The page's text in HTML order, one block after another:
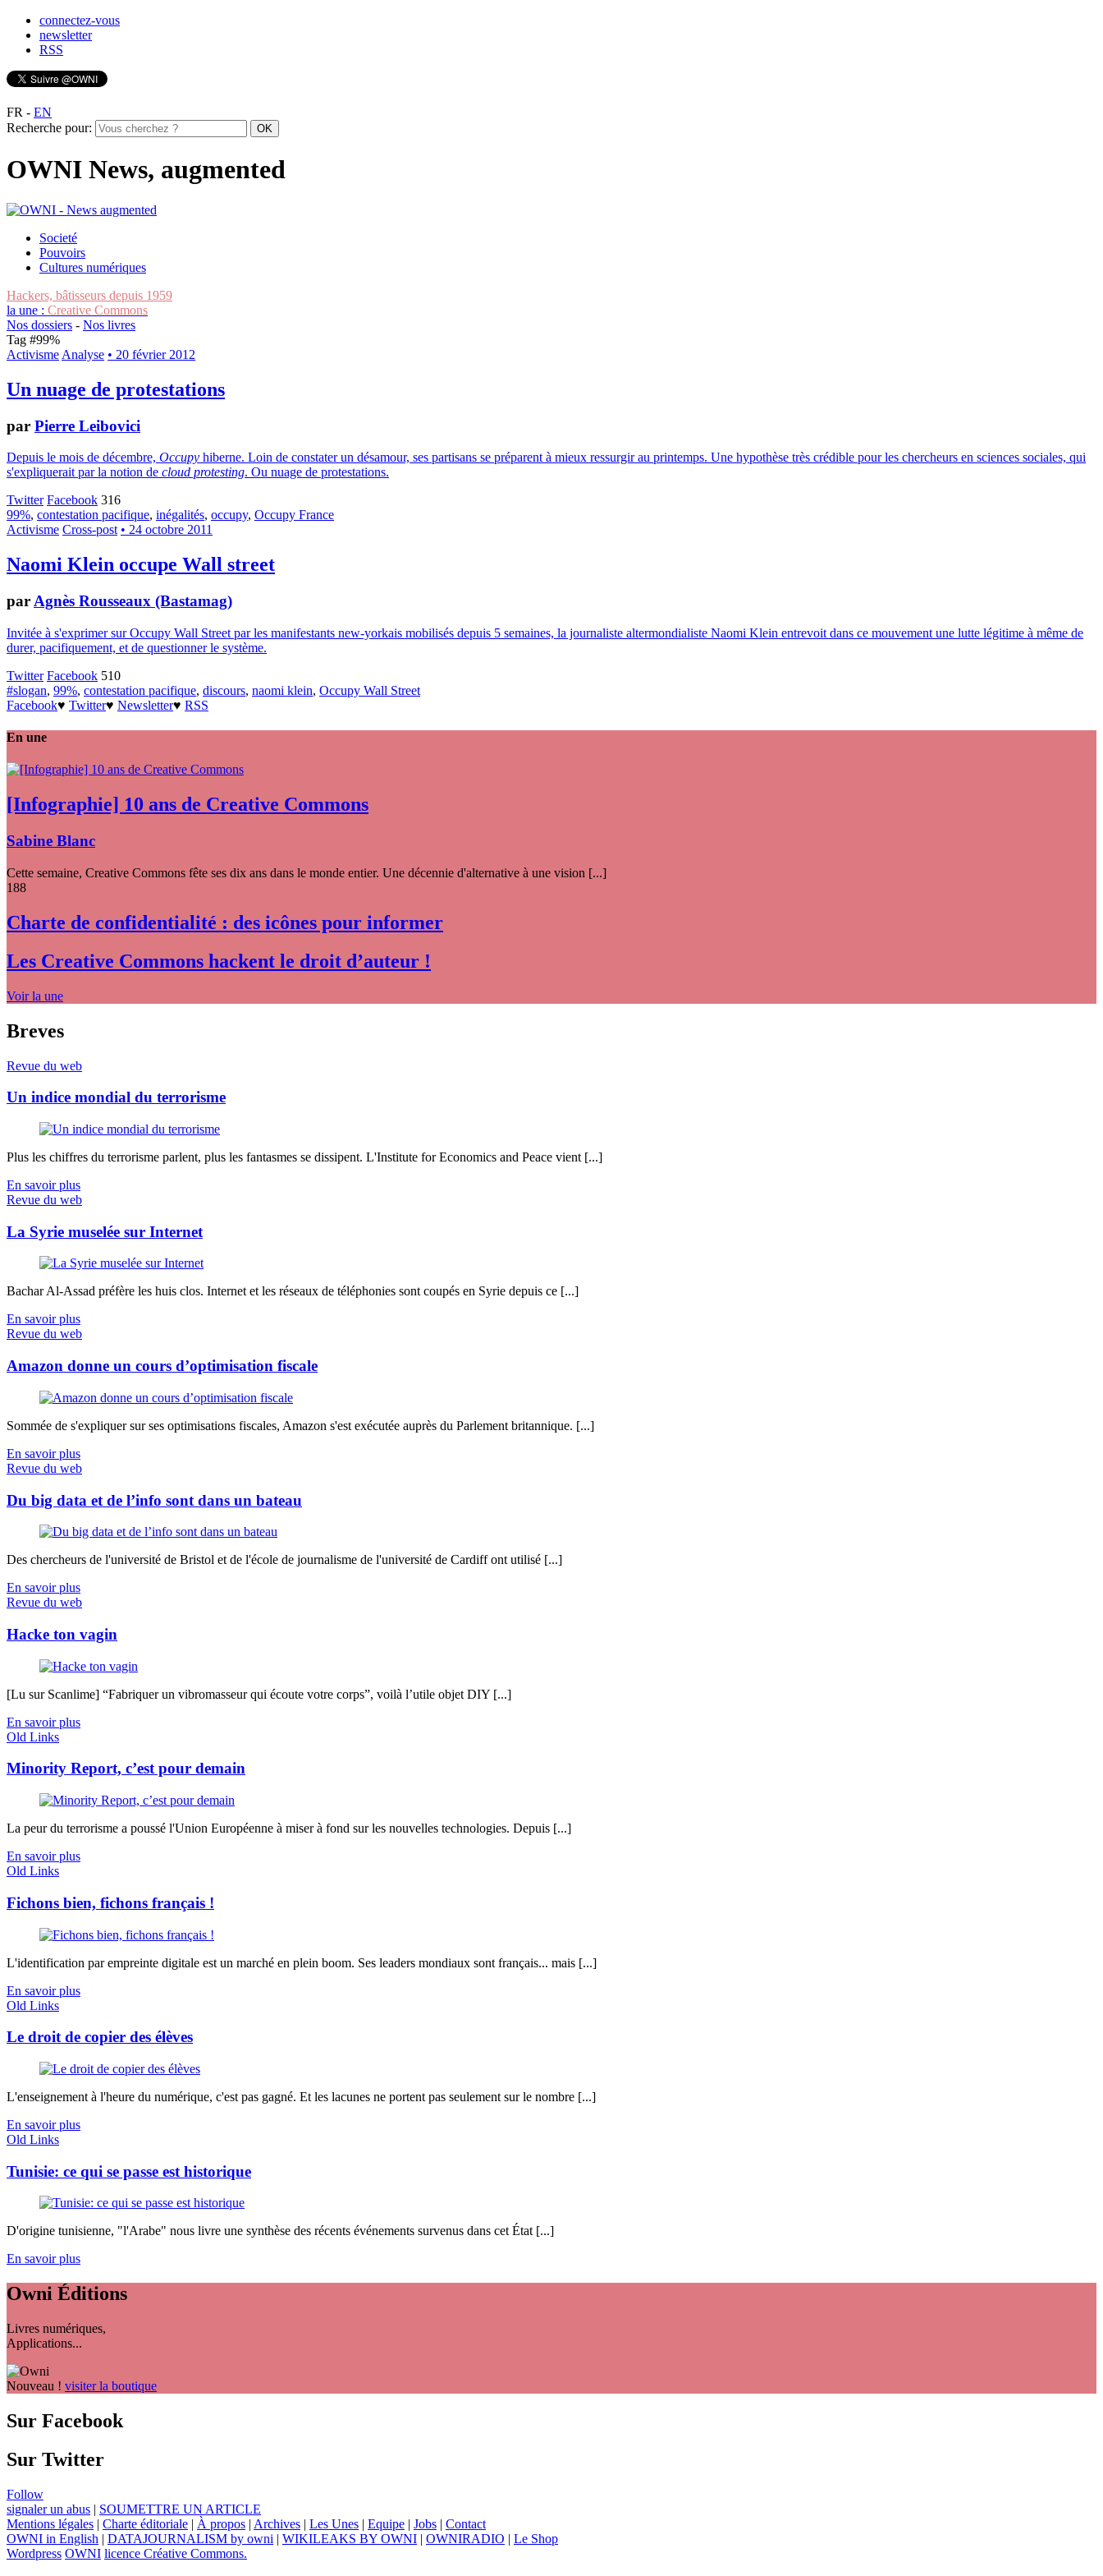
connectez-vous
newsletter
RSS
FR - EN
Recherche pour:
OWNI News, augmented
Societé
Pouvoirs
Cultures numériques
Hackers, bâtisseurs depuis 1959
la une : Creative Commons
Nos dossiers - Nos livres
Tag #99%
Activisme Analyse • 20 février 2012
Un nuage de protestations
par Pierre Leibovici
Depuis le mois de décembre, Occupy hiberne. Loin de constater un désamour, ses partisans se préparent à mieux ressurgir au printemps. Une hypothèse très crédible pour les chercheurs en sciences sociales, qui
s'expliquerait par la notion de cloud protesting. Ou nuage de protestations.
Twitter Facebook 316
99%, contestation pacifique, inégalités, occupy, Occupy France
Activisme Cross-post • 24 octobre 2011
Naomi Klein occupe Wall street
parAgnès Rousseaux (Bastamag)
Invitée à s'exprimer sur Occupy Wall Street par les manifestants new-yorkais mobilisés depuis 5 semaines, la journaliste altermondialiste Naomi Klein entrevoit dans ce mouvement une lutte légitime à même de
durer, pacifiquement, et de questionner le système.
Twitter Facebook 510
#slogan, 99%, contestation pacifique, discours, naomi klein, Occupy Wall Street
Facebook♥ Twitter♥ Newsletter♥ RSS
En une
[Infographie] 10 ans de Creative Commons
Sabine Blanc
Cette semaine, Creative Commons fête ses dix ans dans le monde entier. Une décennie d'alternative à une vision [...]
188
Charte de confidentialité : des icônes pour informer
Les Creative Commons hackent le droit d’auteur !
Voir la une
Breves
Revue du web
Un indice mondial du terrorisme
Plus les chiffres du terrorisme parlent, plus les fantasmes se dissipent. L'Institute for Economics and Peace vient [...]
En savoir plus
Revue du web
La Syrie muselée sur Internet
Bachar Al-Assad préfère les huis clos. Internet et les réseaux de téléphonies sont coupés en Syrie depuis ce [...]
En savoir plus
Revue du web
Amazon donne un cours d’optimisation fiscale
Sommée de s'expliquer sur ses optimisations fiscales, Amazon s'est exécutée auprès du Parlement britannique. [...]
En savoir plus
Revue du web
Du big data et de l’info sont dans un bateau
Des chercheurs de l'université de Bristol et de l'école de journalisme de l'université de Cardiff ont utilisé [...]
En savoir plus
Revue du web
Hacke ton vagin
[Lu sur Scanlime] “Fabriquer un vibromasseur qui écoute votre corps”, voilà l’utile objet DIY [...]
En savoir plus
Old Links
Minority Report, c’est pour demain
La peur du terrorisme a poussé l'Union Européenne à miser à fond sur les nouvelles technologies. Depuis [...]
En savoir plus
Old Links
Fichons bien, fichons français !
L'identification par empreinte digitale est un marché en plein boom. Ses leaders mondiaux sont français... mais [...]
En savoir plus
Old Links
Le droit de copier des élèves
L'enseignement à l'heure du numérique, c'est pas gagné. Et les lacunes ne portent pas seulement sur le nombre [...]
En savoir plus
Old Links
Tunisie: ce qui se passe est historique
D'origine tunisienne, "l'Arabe" nous livre une synthèse des récents événements survenus dans cet État [...]
En savoir plus
Owni Éditions
Livres numériques,
Applications...
Nouveau ! visiter la boutique
Sur Facebook
Sur Twitter
Follow
signaler un abus | SOUMETTRE UN ARTICLE
Mentions légales | Charte éditoriale | À propos | Archives | Les Unes | Equipe | Jobs | Contact
OWNI in English | DATAJOURNALISM by owni | WIKILEAKS BY OWNI | OWNIRADIO | Le Shop
Wordpress OWNI licence Créative Commons.